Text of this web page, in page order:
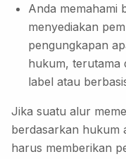
Anda memahami
menyediakan
pengungkapan
hukum, terutama
label atau
Jika suatu alur
berdasarkan hukum
harus memberikan